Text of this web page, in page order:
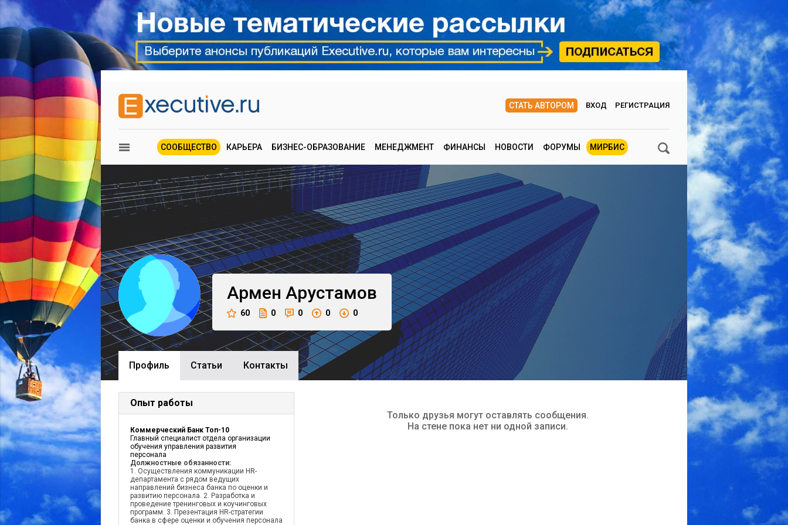
СТАТЬ АВТОРОМ ВХОД РЕГИСТРАЦИЯ
СООБЩЕСТВО КАРЬЕРА БИЗНЕС-ОБРАЗОВАНИЕ МЕНЕДЖМЕНТ ФИНАНСЫ НОВОСТИ ФОРУМЫ МИРБИС
Армен Арустамов
60 0 0 0 0
Профиль Cтатьи Контакты
Опыт работы
Коммерческий Банк Топ-10
Главный специалист отдела организации
обучения управления развития
персонала
Должностные обязанности:
1. Осуществления коммуникации HR-
департамента с рядом ведущих
направлений бизнеса банка по оценки и
развитию персонала. 2. Разработка и
проведение тренинговых и коучинговых
программ. 3. Презентация HR-стратегии
банка в сфере оценки и обучения персонала
Только друзья могут оставлять сообщения.
На стене пока нет ни одной записи.